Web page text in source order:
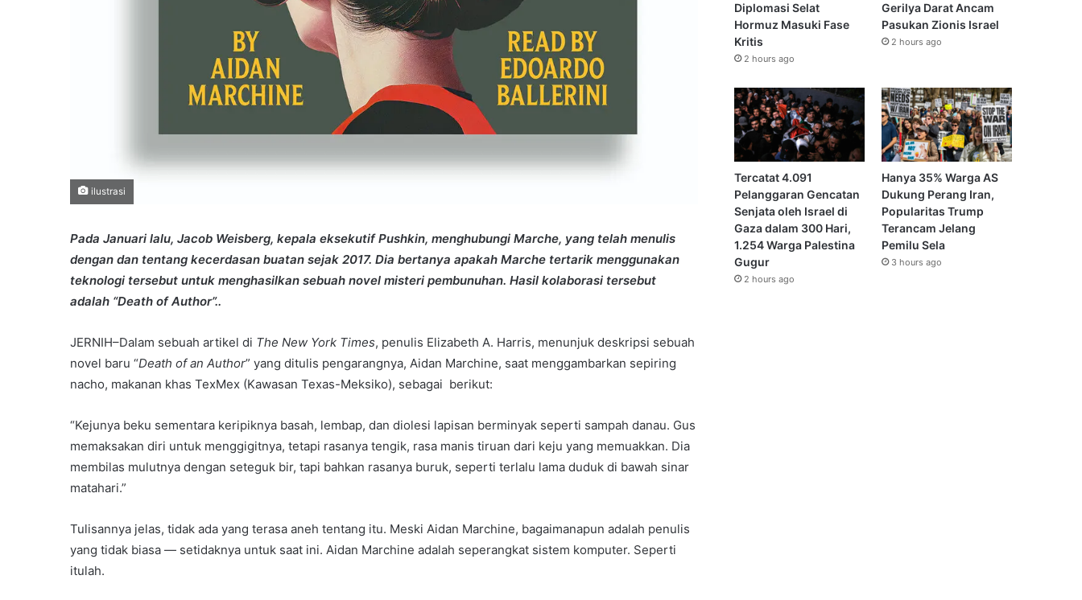
ilustrasi
Pada Januari lalu, Jacob Weisberg, kepala eksekutif Pushkin, menghubungi Marche, yang telah menulis
dengan dan tentang kecerdasan buatan sejak 2017. Dia bertanya apakah Marche tertarik menggunakan
teknologi tersebut untuk menghasilkan sebuah novel misteri pembunuhan. Hasil kolaborasi tersebut
adalah “Death of Author”..
JERNIH–Dalam sebuah artikel di The New York Times, penulis Elizabeth A. Harris, menunjuk deskripsi sebuah
novel baru “Death of an Author” yang ditulis pengarangnya, Aidan Marchine, saat menggambarkan sepiring
nacho, makanan khas TexMex (Kawasan Texas-Meksiko), sebagai berikut:
“Kejunya beku sementara keripiknya basah, lembap, dan diolesi lapisan berminyak seperti sampah danau. Gus
memaksakan diri untuk menggigitnya, tetapi rasanya tengik, rasa manis tiruan dari keju yang memuakkan. Dia
membilas mulutnya dengan seteguk bir, tapi bahkan rasanya buruk, seperti terlalu lama duduk di bawah sinar
matahari.”
Tulisannya jelas, tidak ada yang terasa aneh tentang itu. Meski Aidan Marchine, bagaimanapun adalah penulis
yang tidak biasa — setidaknya untuk saat ini. Aidan Marchine adalah seperangkat sistem komputer. Seperti
itulah.
Diplomasi Selat
Hormuz Masuki Fase
Kritis
2 hours ago
Gerilya Darat Ancam
Pasukan Zionis Israel
2 hours ago
Tercatat 4.091
Pelanggaran Gencatan
Senjata oleh Israel di
Gaza dalam 300 Hari,
1.254 Warga Palestina
Gugur
2 hours ago
Hanya 35% Warga AS
Dukung Perang Iran,
Popularitas Trump
Terancam Jelang
Pemilu Sela
3 hours ago